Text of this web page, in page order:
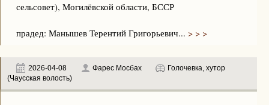
сельсовет), Могилёвской области, БССР
прадед: Манышев Терентий Григорьевич... > > >
2026-04-08 Фарес Мосбах
Голочевка, хутор
(Чаусская волость)